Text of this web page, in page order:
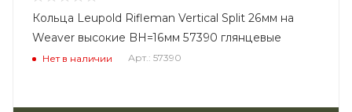
Кольца Leupold Rifleman Vertical Split 26мм на
Weaver высокие BH=16мм 57390 глянцевые
Нет в наличии Арт.: 57390